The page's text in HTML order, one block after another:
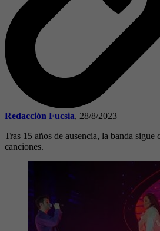
Redacción Fucsia, 28/8/2023
Tras 15 años de ausencia, la banda sigue
canciones.